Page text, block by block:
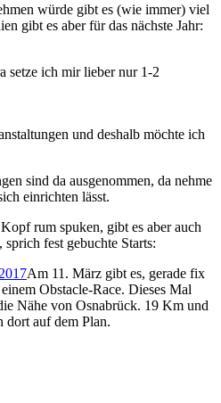
würde gibt es (wie immer) viel
gibt es aber für das nächste Jahr:
setze ich mir lieber nur 1-2
und deshalb möchte ich
sind da ausgenommen, da nehme
einrichten lässt.
rum spuken, gibt es aber auch
sprich fest gebuchte Starts:
Am 11. März gibt es, gerade fix
Obstacle-Race. Dieses Mal
Nähe von Osnabrück. 19 Km und
dort auf dem Plan.